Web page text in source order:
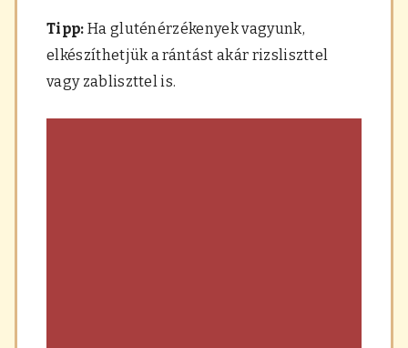
Tipp: Ha gluténérzékenyek vagyunk,
elkészíthetjük a rántást akár rizsliszttel
vagy zabliszttel is.